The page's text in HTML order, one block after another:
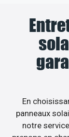
En
panneaux
notre